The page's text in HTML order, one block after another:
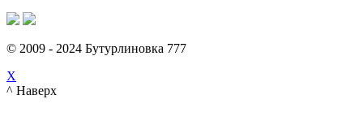
© 2009 - 2024 Бутурлиновка 777
X
^ Наверх